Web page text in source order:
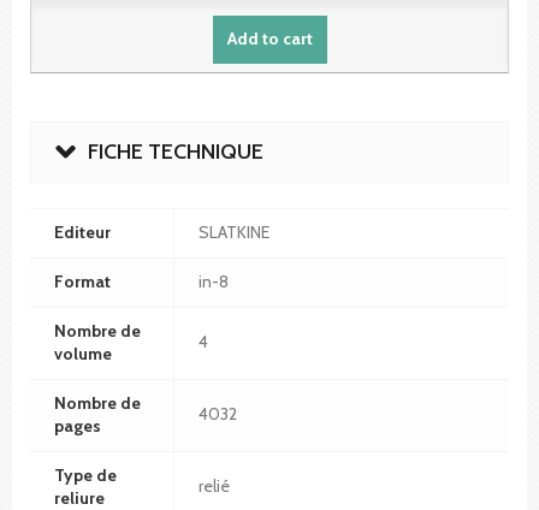
Add to cart
FICHE TECHNIQUE
Editeur SLATKINE
Format in-8
Nombre de
volume
4
Nombre de
pages
4032
Type de
reliure
relié